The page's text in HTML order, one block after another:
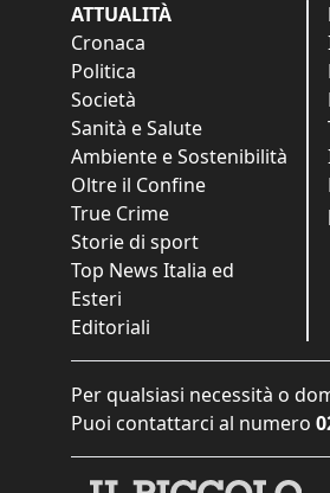
ATTUALITÀ
Cronaca
Politica
Società
Sanità e Salute
Ambiente e Sostenibilità
Oltre il Confine
True Crime
Storie di sport
Top News Italia ed
Esteri
Editoriali
Per qualsiasi necessità o
Puoi contattarci al numero